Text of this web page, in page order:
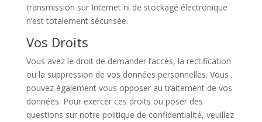
transmission sur Internet ni de stockage électronique
n’est totalement sécurisée.
Vos Droits
Vous avez le droit de demander l’accès, la rectification
ou la suppression de vos données personnelles. Vous
pouvez également vous opposer au traitement de vos
données. Pour exercer ces droits ou poser des
questions sur notre politique de confidentialité, veuillez